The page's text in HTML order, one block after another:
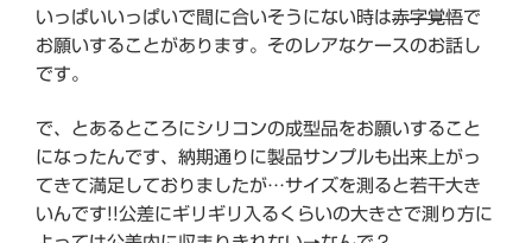
いっぱいいっぱいで間に合いそうにない時は赤字覚悟で
お願いすることがあります。そのレアなケースのお話し
です。
で、とあるところにシリコンの成型品をお願いすること
になったんです、納期通りに製品サンプルも出来上がっ
てきて満足しておりましたが…サイズを測ると若干大き
いんです!!公差にギリギリ入るくらいの大きさで測り方に